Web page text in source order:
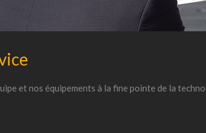
et nos équipements à la fine pointe de la